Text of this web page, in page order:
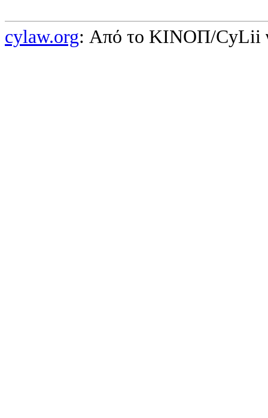
cylaw.org: Από το ΚΙΝOΠ/CyLii